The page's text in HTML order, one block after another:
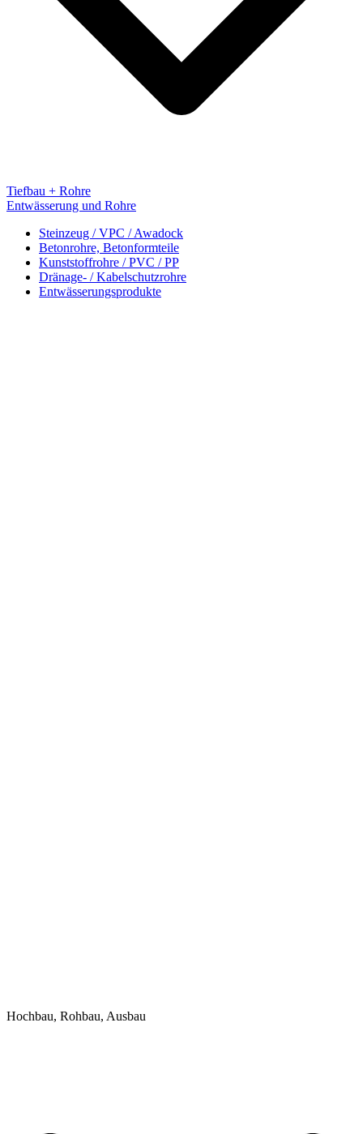
Tiefbau + Rohre
Entwässerung und Rohre
Steinzeug / VPC / Awadock
Betonrohre, Betonformteile
Kunststoffrohre / PVC / PP
Dränage- / Kabelschutzrohre
Entwässerungsprodukte
Hochbau, Rohbau, Ausbau